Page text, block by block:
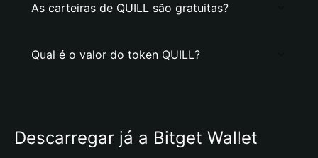
As carteiras de QUILL são gratuitas?
Qual é o valor do token QUILL?
Descarregar já a Bitget Wallet